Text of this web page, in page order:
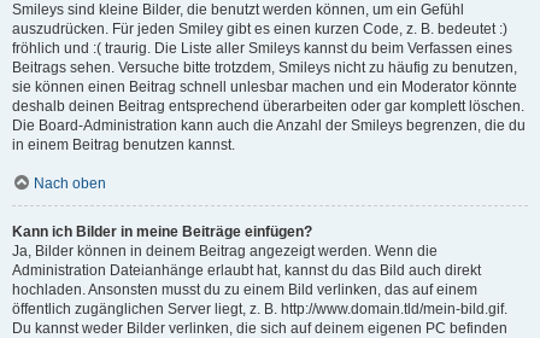
Smileys sind kleine Bilder, die benutzt werden können, um ein Gefühl
auszudrücken. Für jeden Smiley gibt es einen kurzen Code, z. B. bedeutet :)
fröhlich und :( traurig. Die Liste aller Smileys kannst du beim Verfassen eines
Beitrags sehen. Versuche bitte trotzdem, Smileys nicht zu häufig zu benutzen,
sie können einen Beitrag schnell unlesbar machen und ein Moderator könnte
deshalb deinen Beitrag entsprechend überarbeiten oder gar komplett löschen.
Die Board-Administration kann auch die Anzahl der Smileys begrenzen, die du
in einem Beitrag benutzen kannst.
Nach oben
Kann ich Bilder in meine Beiträge einfügen?
Ja, Bilder können in deinem Beitrag angezeigt werden. Wenn die
Administration Dateianhänge erlaubt hat, kannst du das Bild auch direkt
hochladen. Ansonsten musst du zu einem Bild verlinken, das auf einem
öffentlich zugänglichen Server liegt, z. B. http://www.domain.tld/mein-bild.gif.
Du kannst weder Bilder verlinken, die sich auf deinem eigenen PC befinden